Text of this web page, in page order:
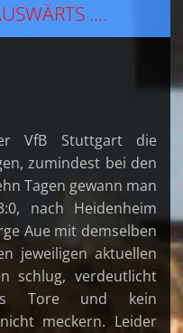
....
VfB Stuttgart die
zumindest bei den
Tagen gewann man
nach Heidenheim
Aue mit demselben
jeweiligen aktuellen
schlug, verdeutlicht
Tore und kein
meckern. Leider